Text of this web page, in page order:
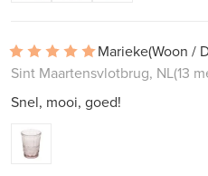
Marieke(Woon /
Sint Maartensvlotbrug, NL(13
Snel, mooi, goed!